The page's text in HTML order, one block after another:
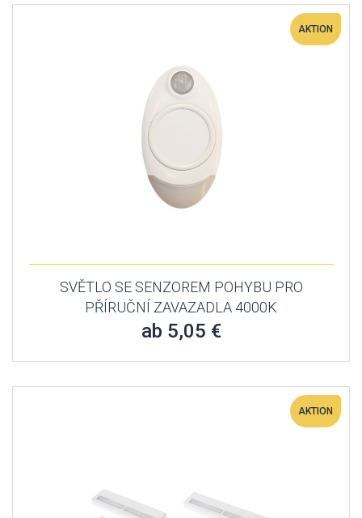
AKTION
SVĚTLO SE SENZOREM POHYBU PRO
PŘÍRUČNÍ ZAVAZADLA 4000K
ab 5,05 €
AKTION